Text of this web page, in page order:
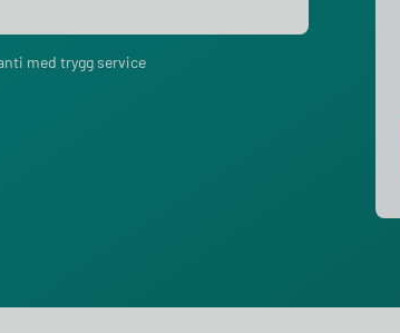
med trygg service